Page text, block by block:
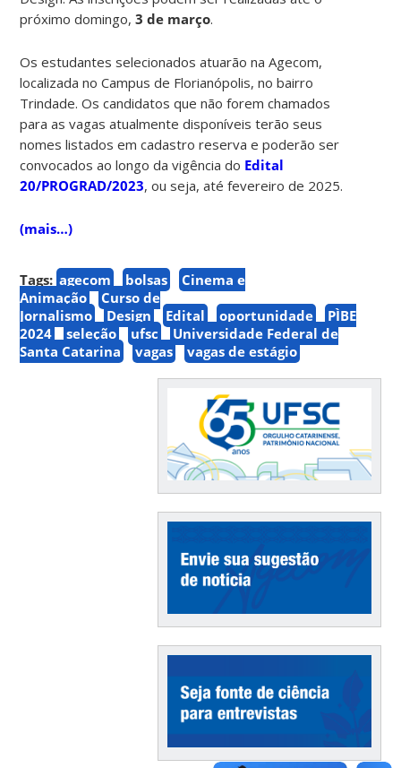
próximo domingo,3 de março.
Os estudantes selecionados atuarão na Agecom,
localizada no Campus de Florianópolis, no bairro
Trindade. Os candidatos que não forem chamados
para as vagas atualmente disponíveis terão seus
nomes listados em cadastro reserva e poderão ser
convocados ao longo da vigência do Edital
20/PROGRAD/2023, ou seja, até fevereiro de 2025.
(mais…)
Tags: agecom bolsas
Cinema e
Animação
Curso de
Jornalismo
Design Edital oportunidade
PÌBE
2024
seleção ufsc
Universidade Federal de
Santa Catarina
vagas vagas de estágio